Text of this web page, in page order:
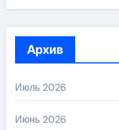
Архив
Июль 2026
Июнь 2026